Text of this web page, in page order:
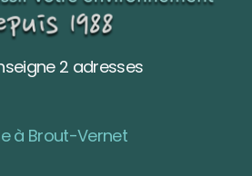
2 adresses
à Brout-Vernet